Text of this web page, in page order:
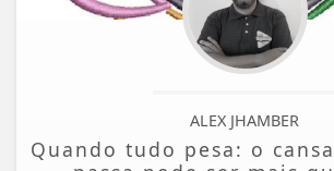
ALEX JHAMBER
Quando tudo pesa: o